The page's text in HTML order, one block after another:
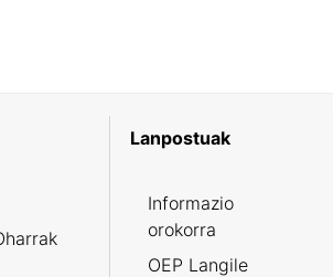
Lanpostuak
Informazio
orokorra
OEP Langile